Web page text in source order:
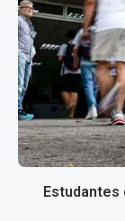
Estudantes